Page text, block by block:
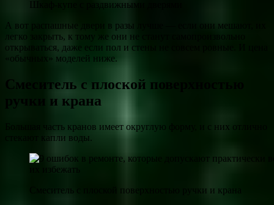
Шкаф-купе с раздвижными дверями
А вот распашные двери в разы лучше — если они мешают, их
легко закрыть, к тому же они не станут самопроизвольно
открываться, даже если пол и стены не совсем ровные. И цена
«обычных» моделей ниже.
Смеситель с плоской поверхностью
ручки и крана
Большая часть кранов имеет округлую форму, и с них отлично
стекают капли воды.
Смеситель с плоской поверхностью ручки и крана